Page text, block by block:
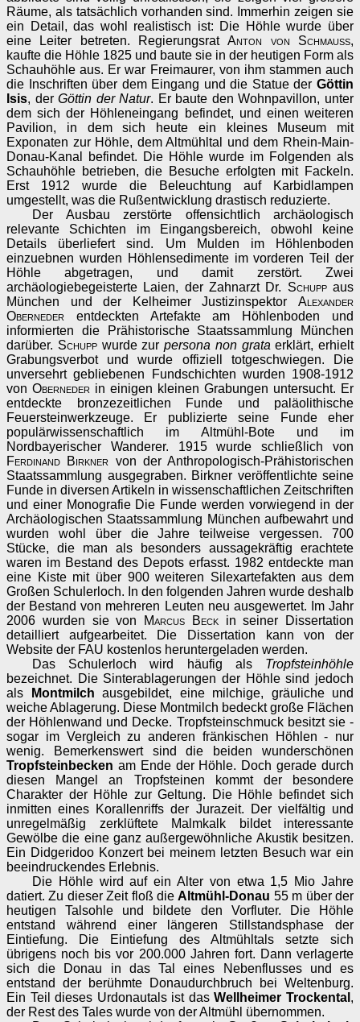
Räume, als tatsächlich vorhanden sind. Immerhin zeigen sie
ein Detail, das wohl realistisch ist: Die Höhle wurde über
eine Leiter betreten. RegierungsratAnton von Schmauß,
kaufte die Höhle 1825 und baute sie in der heutigen Form als
Schauhöhle aus. Er war Freimaurer, von ihm stammen auch
die Inschriften über dem Eingang und die Statue der Göttin
Isis, derGöttin der Natur. Er baute den Wohnpavillon, unter
dem sich der Höhleneingang befindet, und einen weiteren
Pavilion, in dem sich heute ein kleines Museum mit
Exponaten zur Höhle, dem Altmühltal und dem Rhein-Main-
Donau-Kanal befindet. Die Höhle wurde im Folgenden als
Schauhöhle betrieben, die Besuche erfolgten mit Fackeln.
Erst 1912 wurde die Beleuchtung auf Karbidlampen
umgestellt, was die Rußentwicklung drastisch reduzierte.
Der Ausbau zerstörte offensichtlich archäologisch
relevante Schichten im Eingangsbereich, obwohl keine
Details überliefert sind. Um Mulden im Höhlenboden
einzuebnen wurden Höhlensedimente im vorderen Teil der
Höhle abgetragen, und damit zerstört. Zwei
archäologiebegeisterte Laien, der Zahnarzt Dr. Schuppaus
München und der Kelheimer Justizinspektor Alexander
Oberneder entdeckten Artefakte am Höhlenboden und
informierten die Prähistorische Staatssammlung München
darüber. Schuppwurde zur persona non grata erklärt, erhielt
Grabungsverbot und wurde offiziell totgeschwiegen. Die
unversehrt gebliebenen Fundschichten wurden 1908-1912
von Oberneder in einigen kleinen Grabungen untersucht. Er
entdeckte bronzezeitlichen Funde und paläolithische
Feuersteinwerkzeuge. Er publizierte seine Funde eher
populärwissenschaftlich im Altmühl-Bote und im
Nordbayerischer Wanderer. 1915 wurde schließlich von
Ferdinand Birkner von der Anthropologisch-Prähistorischen
Staatssammlung ausgegraben. Birkner veröffentlichte seine
Funde in diversen Artikeln in wissenschaftlichen Zeitschriften
und einer Monografie Die Funde werden vorwiegend in der
Archäologischen Staatssammlung München aufbewahrt und
wurden wohl über die Jahre teilweise vergessen. 700
Stücke, die man als besonders aussagekräftig erachtete
waren im Bestand des Depots erfasst. 1982 entdeckte man
eine Kiste mit über 900 weiteren Silexartefakten aus dem
Großen Schulerloch. In den folgenden Jahren wurde deshalb
der Bestand von mehreren Leuten neu ausgewertet. Im Jahr
2006 wurden sie von
Marcus Beckin seiner Dissertation
detailliert aufgearbeitet. Die Dissertation kann von der
Website der FAU kostenlos heruntergeladen werden.
Das Schulerloch wird häufig als Tropfsteinhöhle
bezeichnet. Die Sinterablagerungen der Höhle sind jedoch
als
Montmilch ausgebildet, eine milchige, gräuliche und
weiche Ablagerung. Diese Montmilch bedeckt große Flächen
der Höhlenwand und Decke. Tropfsteinschmuck besitzt sie -
sogar im Vergleich zu anderen fränkischen Höhlen - nur
wenig. Bemerkenswert sind die beiden wunderschönen
Tropfsteinbecken am Ende der Höhle. Doch gerade durch
diesen Mangel an Tropfsteinen kommt der besondere
Charakter der Höhle zur Geltung. Die Höhle befindet sich
inmitten eines Korallenriffs der Jurazeit. Der vielfältig und
unregelmäßig zerklüftete Malmkalk bildet interessante
Gewölbe die eine ganz außergewöhnliche Akustik besitzen.
Ein Didgeridoo Konzert bei meinem letzten Besuch war ein
beeindruckendes Erlebnis.
Die Höhle wird auf ein Alter von etwa 1,5 Mio Jahre
datiert. Zu dieser Zeit floß dieAltmühl-Donau 55 m über der
heutigen Talsohle und bildete den Vorfluter. Die Höhle
entstand während einer längeren Stillstandsphase der
Eintiefung. Die Eintiefung des Altmühltals setzte sich
übrigens noch bis vor 200.000 Jahren fort. Dann verlagerte
sich die Donau in das Tal eines Nebenflusses und es
entstand der berühmte Donaudurchbruch bei Weltenburg.
Ein Teil dieses Urdonautals ist dasWellheimer Trockental ,
der Rest des Tales wurde von der Altmühl übernommen.